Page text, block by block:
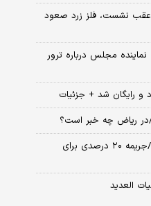
رسید/ دلار عقب نشست، فلز زرد صعود
مجلس درباره ترور
رایگان شد + جزئیات
در ریاض چه خبر است؟
جزئیاتی از طرح راهبردی امنیت تنگه هرمز/جریمه ۲۰ درصدی برای